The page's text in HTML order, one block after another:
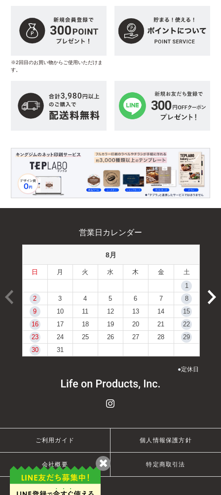
※2回目のお買い物からご使用いただけま
す。
営業日カレンダー
8月
日 月 火 水 木 金
土
1
2
3 4 5 6 7
8
9
10 11 12 13 14
15
16
17 18 19 20 21
22
23
24 25 26 27 28
29
30
31
●定休日
ご利用ガイド 個人情報保護方針
会社概要 特定商取引法